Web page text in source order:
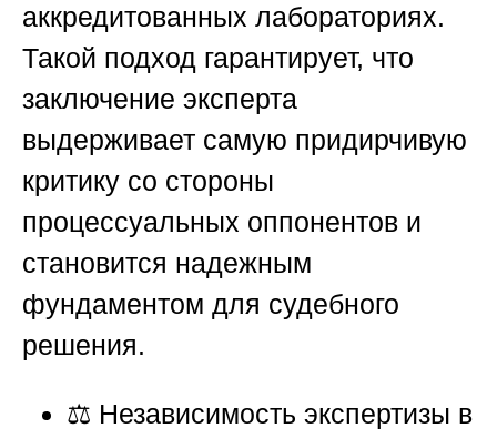
аккредитованных лабораториях.
Такой подход гарантирует, что
заключение эксперта
выдерживает самую придирчивую
критику со стороны
процессуальных оппонентов и
становится надежным
фундаментом для судебного
решения.
⚖️ Независимость экспертизы в